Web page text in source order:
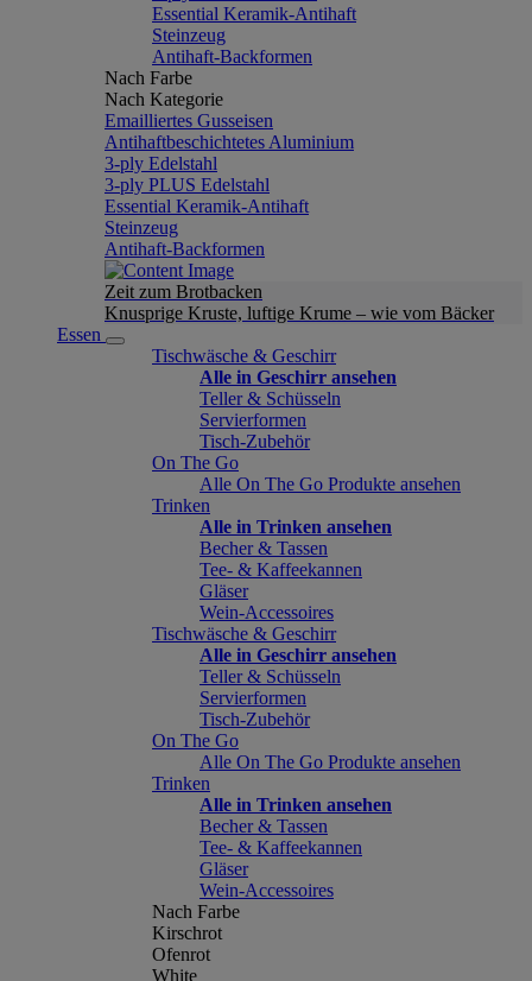
Essential Keramik-Antihaft
Steinzeug
Antihaft-Backformen
Nach Farbe
Nach Kategorie
Emailliertes Gusseisen
Antihaftbeschichtetes Aluminium
3-ply Edelstahl
3-ply PLUS Edelstahl
Essential Keramik-Antihaft
Steinzeug
Antihaft-Backformen
Zeit zum Brotbacken
Knusprige Kruste, luftige Krume – wie vom Bäcker
Essen
Tischwäsche & Geschirr
Alle in Geschirr ansehen
Teller & Schüsseln
Servierformen
Tisch-Zubehör
On The Go
Alle On The Go Produkte ansehen
Trinken
Alle in Trinken ansehen
Becher & Tassen
Tee- & Kaffeekannen
Gläser
Wein-Accessoires
Tischwäsche & Geschirr
Alle in Geschirr ansehen
Teller & Schüsseln
Servierformen
Tisch-Zubehör
On The Go
Alle On The Go Produkte ansehen
Trinken
Alle in Trinken ansehen
Becher & Tassen
Tee- & Kaffeekannen
Gläser
Wein-Accessoires
Nach Farbe
Kirschrot
Ofenrot
White